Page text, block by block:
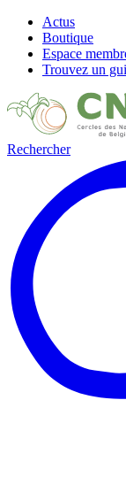
Actus
Boutique
Espace
Trouvez un
Rechercher